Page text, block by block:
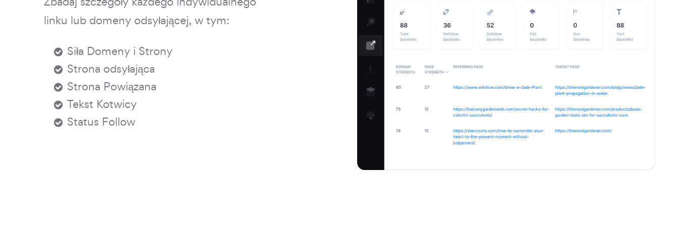
linku lub domeny odsyłającej, w tym:
Siła Domeny i Strony
Strona odsyłająca
Strona Powiązana
Tekst Kotwicy
Status Follow